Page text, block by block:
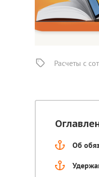
Расчеты с
Об